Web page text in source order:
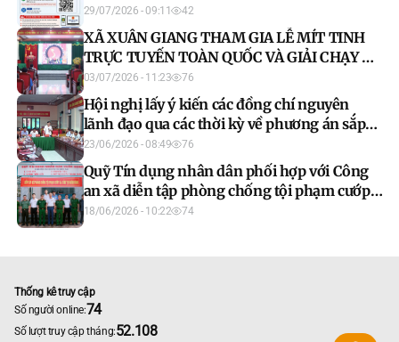
29/07/2026 - 09:11 42
XÃ XUÂN GIANG THAM GIA LỄ MÍT TINH
TRỰC TUYẾN TOÀN QUỐC VÀ GIẢI CHẠY BỘ
PHONG TRÀO
03/07/2026 - 11:23 76
Hội nghị lấy ý kiến các đồng chí nguyên
lãnh đạo qua các thời kỳ về phương án sắp
xếp thôn
23/06/2026 - 08:49 76
Quỹ Tín dụng nhân dân phối hợp với Công
an xã diễn tập phòng chống tội phạm cướp
tài sản
18/06/2026 - 10:22 74
Thống kê truy cập
Số người online:74
Số lượt truy cập tháng:52.108